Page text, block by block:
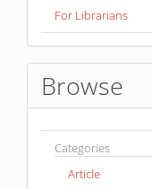
For Librarians
Browse
Categories
Article